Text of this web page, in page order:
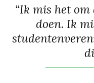
“Ik mis het
doen. Ik